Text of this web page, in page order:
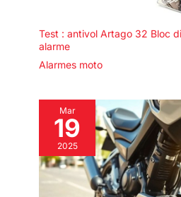
mois
la
année
Test : antivol Artago 32 Bloc
alarme
Alarmes moto
Mar
19
2025